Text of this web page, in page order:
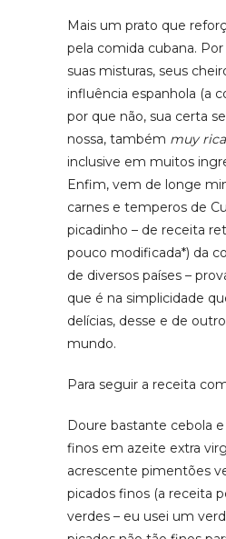
Mais um prato que
pela comida cubana.
suas misturas, seus
influência espanhola (a
por que não, sua certa
nossa, também muy rica
inclusive em muitos
Enfim, vem de longe
carnes e temperos de
picadinho – de receita
pouco modificada*) da
de diversos países –
que é na simplicidade
delícias, desse e de
mundo.
Para seguir a receita
Doure bastante cebola
finos em azeite extra
acrescente pimentões
picados finos (a receita
verdes – eu usei um